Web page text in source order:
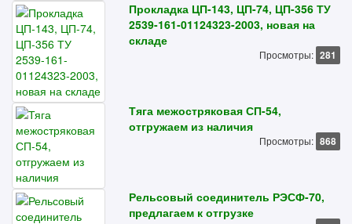
Прокладка ЦП-143, ЦП-74, ЦП-356 ТУ
2539-161-01124323-2003, новая на
складе
Просмотры: 281
Тяга межостряковая СП-54,
отгружаем из наличия
Просмотры: 868
Рельсовый соединитель РЭСФ-70,
предлагаем к отгрузке